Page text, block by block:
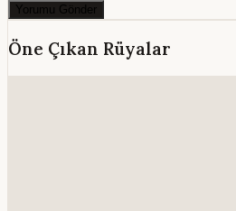
Yorumu Gönder
Öne Çıkan Rüyalar